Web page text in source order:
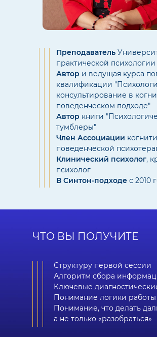
Преподаватель
практической психологии
Автор и ведущая курса
квалификации
консультирование в
поведенческом подходе"
Автор книги
тумблеры"
Член Ассоциации
поведенческой
Клинический психолог,
психолог
В Синтон-подходе с 2010
ЧТО ВЫ ПОЛУЧИТЕ
Структуру первой сессии
Алгоритм сбора
Ключевые
Понимание логики работы
Понимание, что делать
а не только «разобраться»